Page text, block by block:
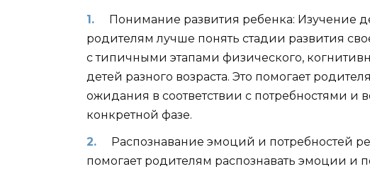
Понимание развития ребенка: Изучение
родителям лучше понять стадии развития
с типичными этапами физического,
детей разного возраста. Это помогает
ожидания в соответствии с потребностями и
конкретной фазе.
Распознавание эмоций и потребностей
помогает родителям распознавать эмоции и